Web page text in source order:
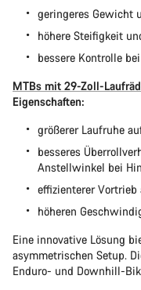
geringeres Gewicht
höhere Steifigkeit
bessere Kontrolle
MTBs mit 29-Zoll-
Eigenschaften:
größerer Laufruhe
besseres
Anstellwinkel bei
effizienterer Vortrieb
höheren
Eine innovative Lösung
asymmetrischen Setup.
Enduro- und Downhill-